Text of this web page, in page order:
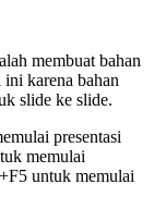
membuat bahan
karena bahan
slide ke slide.
presentasi
memulai
untuk memulai